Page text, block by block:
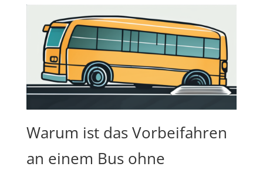
Warum ist das Vorbeifahren
an einem Bus ohne